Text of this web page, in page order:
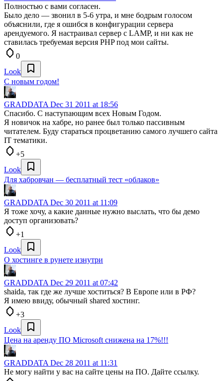
Полностью с вами согласен.
Было дело — звонил в 5-6 утра, и мне бодрым голосом
объяснили, где я ошибся в конфигурации сервера
арендуемого. Я настраивал сервер с LAMP, и ни как не
ставилась требуемая версия PHP под мои сайты.
0
Look
С новым годом!
GRADDATA Dec 31 2011 at 18:56
Спасибо. С наступающим всех Новым Годом.
Я новичок на хабре, но ранее был только пассивным
читателем. Буду стараться процветанию самого лучшего сайта
IT тематики.
+5
Look
Для хабровчан — бесплатный тест «облаков»
GRADDATA Dec 30 2011 at 11:09
Я тоже хочу, а какие данные нужно выслать, что бы демо
доступ организовать?
+1
Look
О хостинге в рунете изнутри
GRADDATA Dec 29 2011 at 07:42
shaida, так где же лучше хоститься? В Европе или в РФ?
Я имею ввиду, обычный shared хостинг.
+3
Look
Цена на аренду ПО Microsoft снижена на 17%!!!
GRADDATA Dec 28 2011 at 11:31
Не могу найти у вас на сайте цены на ПО. Дайте ссылку.